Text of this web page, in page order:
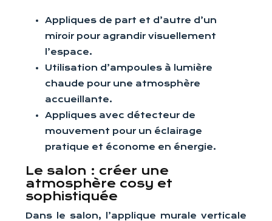
Appliques de part et d’autre d’un
miroir pour agrandir visuellement
l’espace.
Utilisation d’ampoules à lumière
chaude pour une atmosphère
accueillante.
Appliques avec détecteur de
mouvement pour un éclairage
pratique et économe en énergie.
Le salon : créer une
atmosphère cosy et
sophistiquée
Dans le salon, l’applique murale verticale